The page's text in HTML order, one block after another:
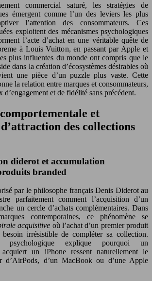
commercial saturé, les stratégies de
émergent comme l’un des leviers les plus
l’attention des consommateurs. Ces
exploitent des mécanismes psychologiques
l’acte d’achat en une véritable quête de
à Louis Vuitton, en passant par Apple et
plus influentes du monde ont compris que le
dans la création d’écosystèmes désirables où
une pièce d’un puzzle plus vaste. Cette
la relation entre marques et consommateurs,
d’engagement et de fidélité sans précédent.
et
des collections
diderot et accumulation
branded
par le philosophe français Denis Diderot au
parfaitement comment l’acquisition d’un
un cercle d’achats complémentaires. Dans
contemporaines, ce phénomène se
acquisitive où l’achat d’un premier produit
irrésistible de compléter sa collection.
psychologique explique pourquoi un
un iPhone ressent naturellement le
d’AirPods, d’un MacBook ou d’une Apple